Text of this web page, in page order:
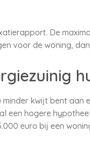
De
voor de woning,
kwijt bent aan
een hogere
euro bij een